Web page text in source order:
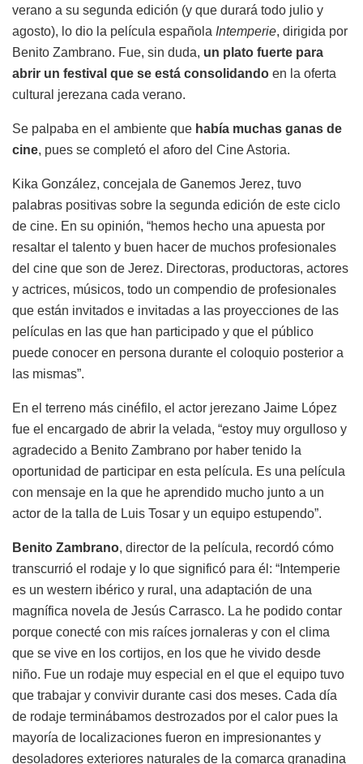
verano a su segunda edición (y que durará todo julio y
agosto), lo dio la película española Intemperie, dirigida por
Benito Zambrano. Fue, sin duda, un plato fuerte para
abrir un festival que se está consolidando en la oferta
cultural jerezana cada verano.
Se palpaba en el ambiente que había muchas ganas de
cine, pues se completó el aforo del Cine Astoria.
Kika González, concejala de Ganemos Jerez, tuvo
palabras positivas sobre la segunda edición de este ciclo
de cine. En su opinión, “hemos hecho una apuesta por
resaltar el talento y buen hacer de muchos profesionales
del cine que son de Jerez. Directoras, productoras, actores
y actrices, músicos, todo un compendio de profesionales
que están invitados e invitadas a las proyecciones de las
películas en las que han participado y que el público
puede conocer en persona durante el coloquio posterior a
las mismas”.
En el terreno más cinéfilo, el actor jerezano Jaime López
fue el encargado de abrir la velada, “estoy muy orgulloso y
agradecido a Benito Zambrano por haber tenido la
oportunidad de participar en esta película. Es una película
con mensaje en la que he aprendido mucho junto a un
actor de la talla de Luis Tosar y un equipo estupendo”.
Benito Zambrano, director de la película, recordó cómo
transcurrió el rodaje y lo que significó para él: “Intemperie
es un western ibérico y rural, una adaptación de una
magnífica novela de Jesús Carrasco. La he podido contar
porque conecté con mis raíces jornaleras y con el clima
que se vive en los cortijos, en los que he vivido desde
niño. Fue un rodaje muy especial en el que el equipo tuvo
que trabajar y convivir durante casi dos meses. Cada día
de rodaje terminábamos destrozados por el calor pues la
mayoría de localizaciones fueron en impresionantes y
desoladores exteriores naturales de la comarca granadina